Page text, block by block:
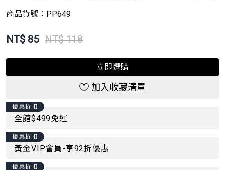
商品貨號： PP649
NT$ 85 NT$ 118
立即選購
加入收藏清單
優惠折扣
全館$499免運
優惠折扣
黃金VIP會員-享92折優惠
優惠折扣